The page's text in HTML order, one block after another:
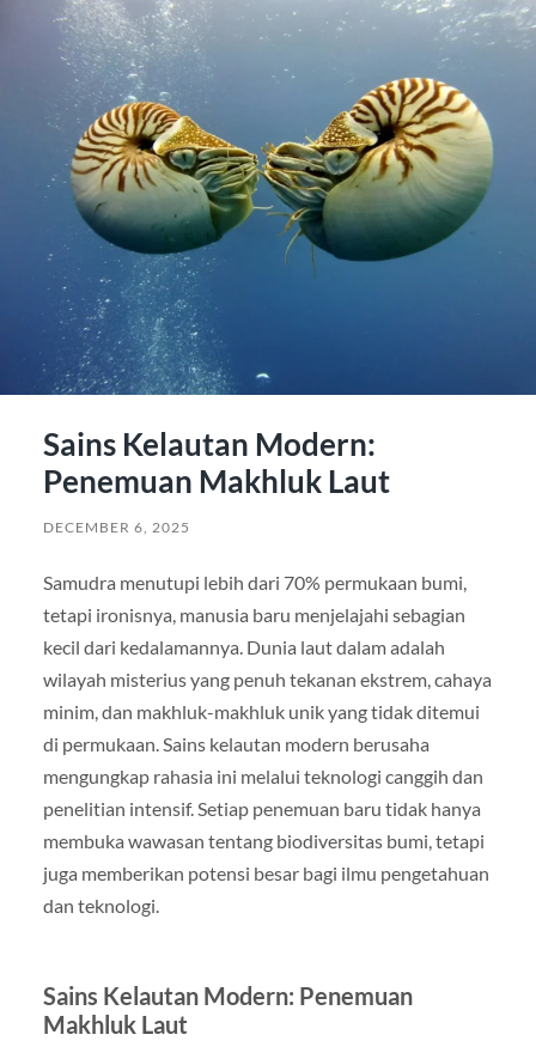
Sains Kelautan Modern:
Penemuan Makhluk Laut
DECEMBER 6, 2025
Samudra menutupi lebih dari 70% permukaan bumi,
tetapi ironisnya, manusia baru menjelajahi sebagian
kecil dari kedalamannya. Dunia laut dalam adalah
wilayah misterius yang penuh tekanan ekstrem, cahaya
minim, dan makhluk-makhluk unik yang tidak ditemui
di permukaan. Sains kelautan modern berusaha
mengungkap rahasia ini melalui teknologi canggih dan
penelitian intensif. Setiap penemuan baru tidak hanya
membuka wawasan tentang biodiversitas bumi, tetapi
juga memberikan potensi besar bagi ilmu pengetahuan
dan teknologi.
Sains Kelautan Modern: Penemuan
Makhluk Laut